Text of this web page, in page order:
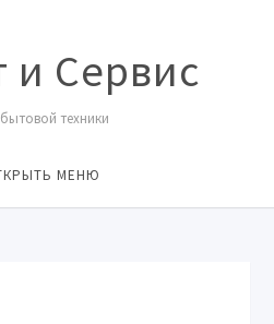
и Сервис
техники
МЕНЮ